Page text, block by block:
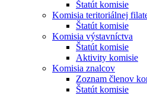
Štatút komisie
Komisia teritoriálnej
Štatút komisie
Komisia výstavníctva
Štatút komisie
Aktivity komisie
Komisia znalcov
Zoznam členov
Štatút komisie